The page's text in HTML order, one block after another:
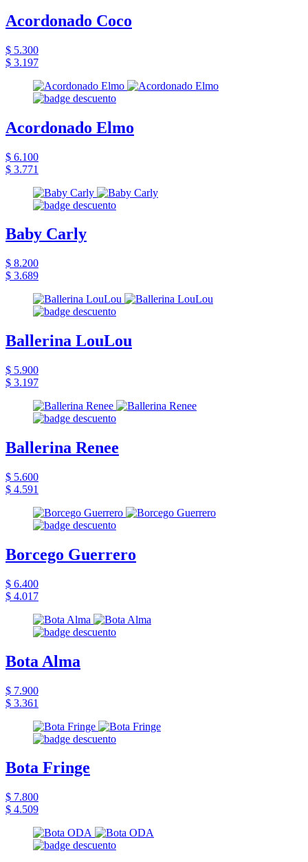
Acordonado Coco
$ 5.300
$ 3.197
Acordonado Elmo
$ 6.100
$ 3.771
Baby Carly
$ 8.200
$ 3.689
Ballerina LouLou
$ 5.900
$ 3.197
Ballerina Renee
$ 5.600
$ 4.591
Borcego Guerrero
$ 6.400
$ 4.017
Bota Alma
$ 7.900
$ 3.361
Bota Fringe
$ 7.800
$ 4.509